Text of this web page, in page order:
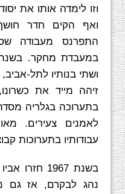
וזו לימדה אותו את
ואף הקים חדר
התפרנס מעבודה
ושתי בנותיו לתל-
זיהה מייד את
בתערוכה בגלריה
לאמנים צעירים.
עבודותיו בתערוכות
בשנת 1967
נהג לבקרם, אז גם